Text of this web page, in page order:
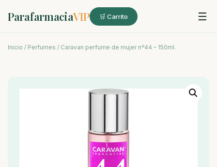
ParafarmaciaVIP 🛒 Carrito ☰
Inicio / Perfumes / Caravan perfume de mujer nº44 – 150ml.